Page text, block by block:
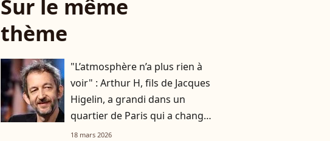
Sur le même
thème
"L’atmosphère n’a plus rien à
voir" : Arthur H, fils de Jacques
Higelin, a grandi dans un
quartier de Paris qui a changé
du tout au tout
18 mars 2026